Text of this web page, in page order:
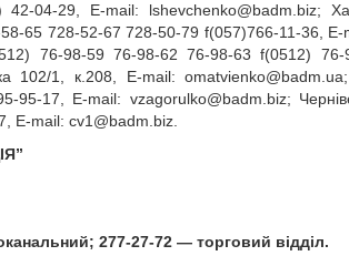
E‑mail: lshevchenko@badm.biz;
728‑52‑67 728‑50‑79 f(057)766‑11‑36,
76‑98‑59 76‑98‑62 76‑98‑63 f(0512)
102/1, к.208, E‑mail:omatvienko@badm.ua
E‑mail: vzagorulko@badm.biz;
E‑mail: cv1@badm.biz
277-27-72 — торговий відділ.